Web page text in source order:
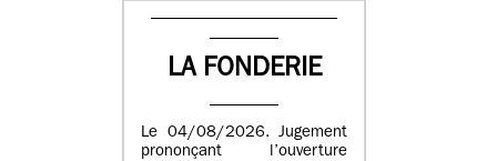
LA FONDERIE
Le 04/08/2026. Jugement
prononçant l’ouverture